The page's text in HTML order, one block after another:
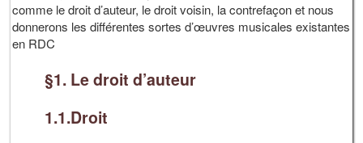
comme le droit d’auteur, le droit voisin, la contrefaçon et nous
donnerons les différentes sortes d’œuvres musicales existantes
en RDC
§1. Le droit d’auteur
1.1.Droit